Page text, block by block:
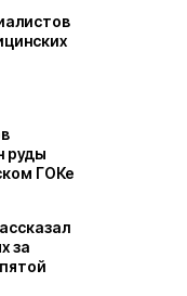
руды
ГОКе
за